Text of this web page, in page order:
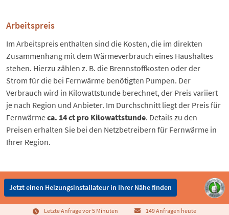
Arbeitspreis
Im Arbeitspreis enthalten sind die Kosten, die im direkten
Zusammenhang mit dem Wärmeverbrauch eines Haushaltes
stehen. Hierzu zählen z. B. die Brennstoffkosten oder der
Strom für die bei Fernwärme benötigten Pumpen. Der
Verbrauch wird in Kilowattstunde berechnet, der Preis variiert
je nach Region und Anbieter. Im Durchschnitt liegt der Preis für
Fernwärmeca. 14 ct pro Kilowattstunde. Details zu den
Preisen erhalten Sie bei den Netzbetreibern für Fernwärme in
Ihrer Region.
Jetzt einen Heizungsinstallateur in Ihrer Nähe finden
Letzte Anfrage vor 5 Minuten 149 Anfragen heute